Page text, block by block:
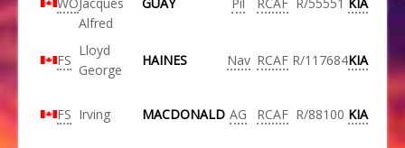
Alfred
FS
Lloyd
George
HAINES Nav RCAF R/117684KIA
FS Irving MACDONALD AG RCAF R/88100 KIA